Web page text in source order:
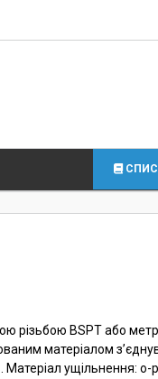
різьбою BSPT або
матеріалом
Матеріал ущільнення: о-